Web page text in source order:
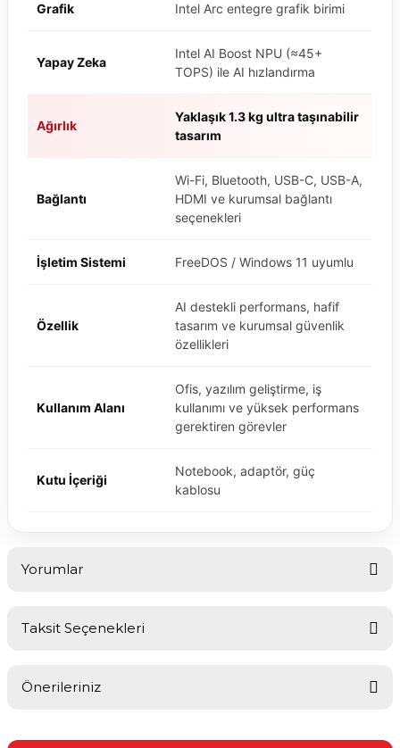
Grafik Intel Arc entegre grafik birimi
Yapay Zeka
Intel AI Boost NPU (≈45+
TOPS) ile AI hızlandırma
Ağırlık
Yaklaşık 1.3 kg ultra taşınabilir
tasarım
Bağlantı
Wi-Fi, Bluetooth, USB-C, USB-A,
HDMI ve kurumsal bağlantı
seçenekleri
İşletim Sistemi FreeDOS / Windows 11 uyumlu
Özellik
AI destekli performans, hafif
tasarım ve kurumsal güvenlik
özellikleri
Kullanım Alanı
Ofis, yazılım geliştirme, iş
kullanımı ve yüksek performans
gerektiren görevler
Kutu İçeriği
Notebook, adaptör, güç
kablosu
Yorumlar
Taksit Seçenekleri
Önerileriniz